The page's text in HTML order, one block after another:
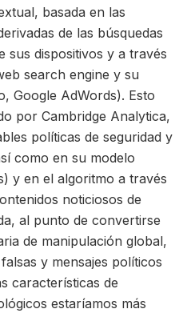
basada en las
de las búsquedas
sus dispositivos y a través
search engine y su
Google AdWords). Esto
por Cambridge Analytica,
políticas de seguridad y
como en su modelo
y en el algoritmo a través
noticiosos de
al punto de convertirse
de manipulación global,
y mensajes políticos
características de
estaríamos más